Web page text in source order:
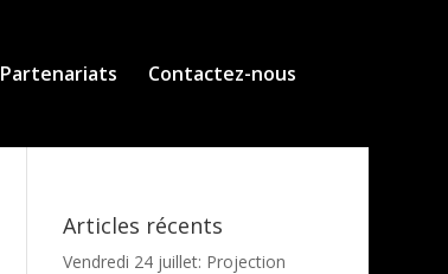
Partenariats Contactez-nous
Articles récents
Vendredi 24 juillet: Projection